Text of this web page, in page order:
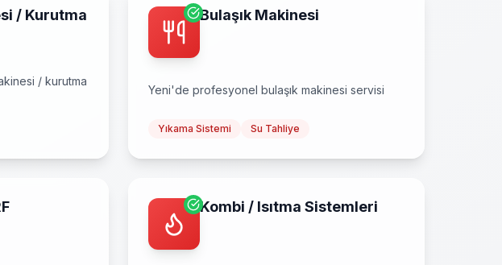
/ Kurutma
/ kurutma
Bulaşık Makinesi
Yeni'de profesyonel bulaşık makinesi servisi
Yıkama Sistemi Su Tahliye
Kombi / Isıtma Sistemleri